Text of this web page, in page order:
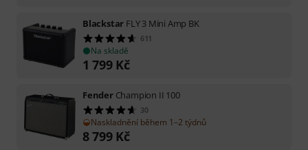
Blackstar FLY 3 Mini Amp BK
611
Na skladě
1 799 Kč
Fender Champion II 100
30
Naskladnění během 1–2 týdnů
8 799 Kč